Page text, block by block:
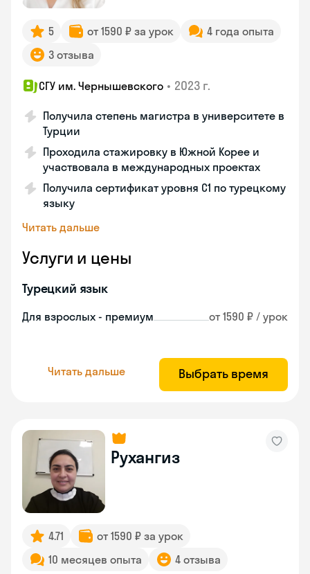
5 от 1590 ₽ за урок
4 года опыта
3 отзыва
СГУ им. Чернышевского • 2023 г.
Получила степень магистра в университете в
Турции
Проходила стажировку в Южной Корее и
участвовала в международных проектах
Получила сертификат уровня C1 по турецкому
языку
Читать дальше
Услуги и цены
Турецкий язык
Для взрослых - премиум от 1590 ₽ / урок
Читать дальше Выбрать время
Рухангиз
4.71
от 1590 ₽ за урок
10 месяцев опыта
4 отзыва